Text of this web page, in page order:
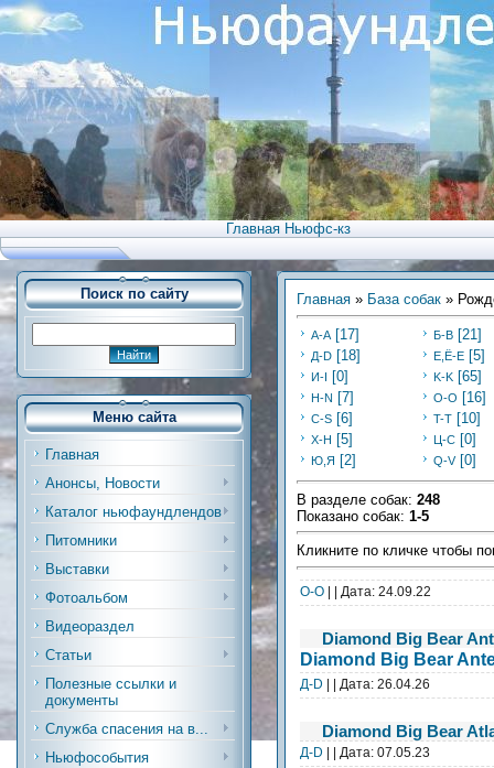
Главная Ньюфс-кз
Поиск по сайту
Меню сайта
Главная
Анонсы, Новости
Каталог ньюфаундлендов
Питомники
Выставки
Фотоальбом
Видеораздел
Статьи
Полезные ссылки и
документы
Служба спасения на в...
Ньюфособытия
Главная » База собак »
А-А [17] Б-В [21]
Д-D [18] Е,Ё-Е [5]
И-I [0] K-K [65]
Н-N [7] O-O [16]
C-S [6] T-T [10]
Х-H [5] Ц-C [0]
Ю,Я [2] Q-V [0]
В разделе собак: 248
Показано собак: 1-5
Кликните по кличке чтобы
O-O | | Дата: 24.09.22
Diamond Big Bear
Diamond Big Bear
Д-D | | Дата: 26.04.26
Diamond Big Bear
Д-D | | Дата: 07.05.23